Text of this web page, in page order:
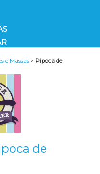
e Massas > Pipoca de
de